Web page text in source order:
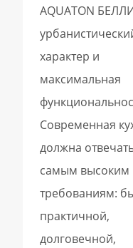
AQUATON
характер и
максимальная
Современная
должна
самым высоким
требованиям:
практичной,
долговечной,